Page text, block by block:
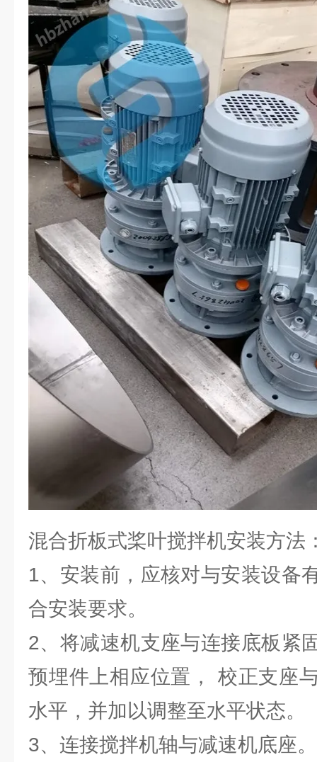
混合折板式桨叶搅拌机安装方法
1、安装前，应核对与安装设备
合安装要求。
2、将减速机支座与连接底板紧
预埋件上相应位置， 校正支座
水平，并加以调整至水平状态。
3、连接搅拌机轴与减速机底座。